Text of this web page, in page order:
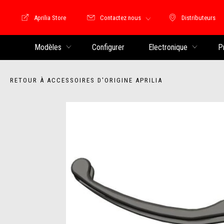
Distributeurs
Distributeurs
Store Motoguzzi
Aprilia Store Contactez nous
Modèles Configurer Electronique
RETOUR À ACCESSOIRES D'ORIGINE APRILIA